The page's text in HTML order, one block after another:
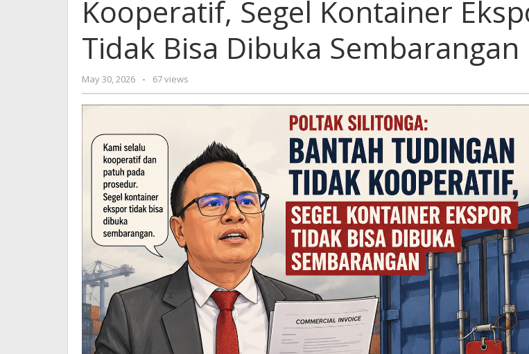
Segel
Kontainer
Ekspor
Tidak
Sembarangan
Kooperatif, Segel Kontainer
Tidak Bisa Dibuka Sembarangan
May 30, 2026
by
Budiyanto
- 67 views